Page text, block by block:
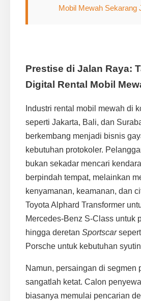
Mobil Mewah Sekarang
Prestise di Jalan Raya:
Digital Rental Mobil
Industri rental mobil mewah di
seperti Jakarta, Bali, dan
berkembang menjadi bisnis
kebutuhan protokoler.
bukan sekadar mencari
berpindah tempat, melainkan
kenyamanan, keamanan, dan
Toyota Alphard Transformer
Mercedes-Benz S-Class untuk
hingga deretan Sportscar
Porsche untuk kebutuhan
Namun, persaingan di segmen
sangatlah ketat. Calon
biasanya memulai pencarian